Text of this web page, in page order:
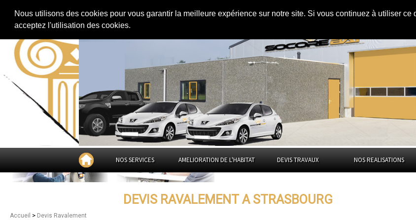
Nous utilisons des cookies pour vous garantir la meilleure expérience sur notre site. Si vous continuez à utiliser ce
acceptez l'utilisation des cookies.Devis Ravalement àStrasbourg
NOS SERVICES AMELIORATION DE L'HABITAT DEVIS TRAVAUX NOS REALISATIONS
DEVIS RAVALEMENT A STRASBOURG
Accueil > Devis Ravalement